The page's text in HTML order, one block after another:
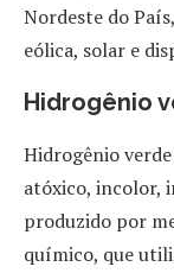
Nordeste do
eólica, solar e
Hidrogênio
Hidrogênio
atóxico, incolor,
produzido por
químico, que